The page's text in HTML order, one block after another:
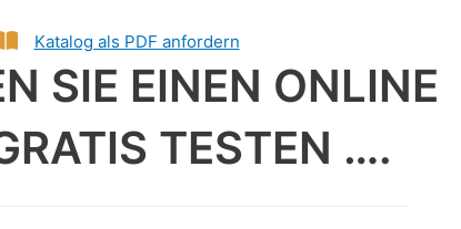
Katalog als PDF anfordern
SIE EINEN ONLINE
TESTEN ….